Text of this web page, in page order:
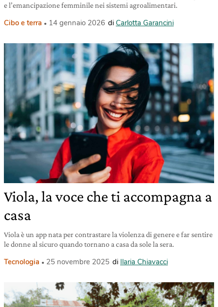
e l’emancipazione femminile nei sistemi agroalimentari.
Cibo e terra 14 gennaio 2026 di Carlotta Garancini
Viola, la voce che ti accompagna a
casa
Viola è un app nata per contrastare la violenza di genere e far sentire
le donne al sicuro quando tornano a casa da sole la sera.
Tecnologia 25 novembre 2025 di Ilaria Chiavacci